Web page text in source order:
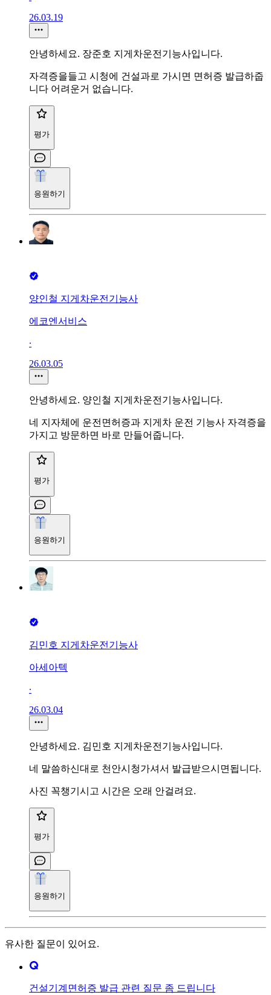
26.03.19
안녕하세요. 장준호 지게차운전기능사입니다.
자격증을들고 시청에 건설과로 가시면 면허증 발급하줍
니다 어려운거 없습니다.
평가
응원하기
양인철 지게차운전기능사
에코엔서비스
∙
26.03.05
안녕하세요. 양인철 지게차운전기능사입니다.
네 지자체에 운전면허증과 지게차 운전 기능사 자격증을
가지고 방문하면 바로 만들어줍니다.
평가
응원하기
김민호 지게차운전기능사
아세아텍
∙
26.03.04
안녕하세요. 김민호 지게차운전기능사입니다.
네 말씀하신대로 천안시청가셔서 발급받으시면됩니다.
사진 꼭챙기시고 시간은 오래 안걸려요.
평가
응원하기
유사한 질문이 있어요.
건설기계면허증 발급 관련 질문 좀 드립니다